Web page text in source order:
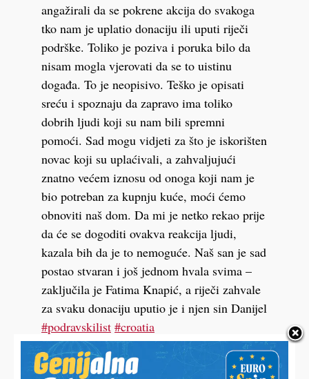
angažirali da se pokrene akcija do svakoga
tko nam je uplatio donaciju ili uputi riječi
podrške. Toliko je poziva i poruka bilo da
nisam mogla vjerovati da se to uistinu
događa. To je neopisivo. Teško je opisati
sreću i spoznaju da zapravo ima toliko
dobrih ljudi koji su nam bili spremni
pomoći. Sad mogu vidjeti za što je iskorišten
novac koji su uplaćivali, a zahvaljujući
znatno većem iznosu od onoga koji nam je
bio potreban za kupnju kuće, moći ćemo
obnoviti naš dom. Da mi je netko rekao prije
da će se dogoditi ovakva reakcija ljudi,
kazala bih da je to nemoguće. Naš san je sad
postao stvaran i još jednom hvala svima –
zaključila je Fatima Knapić, a riječi zahvale
za svaku donaciju uputio je i njen sin Danijel
#podravskilist #croatia
♬ original sound – PL